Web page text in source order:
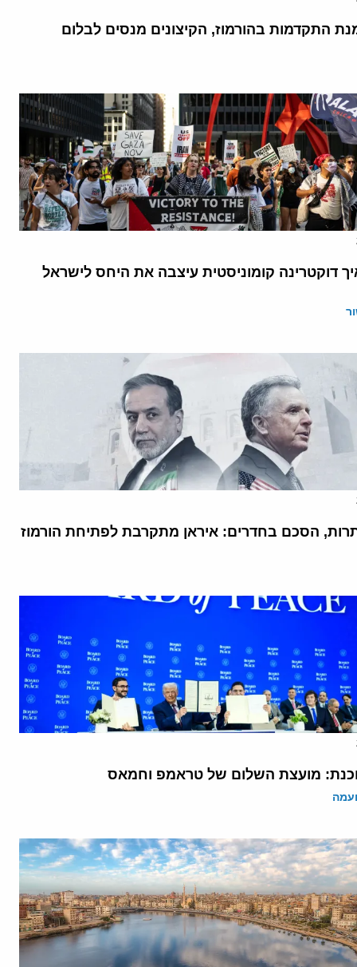
התקדמות בהורמוז, הקיצונים מנסים לבלום
דוקטרינה קומוניסטית עיצבה את היחס לישראל
הסכם בחדרים: איראן מתקרבת לפתיחת הורמוז
מועצת השלום של טראמפ וחמאס